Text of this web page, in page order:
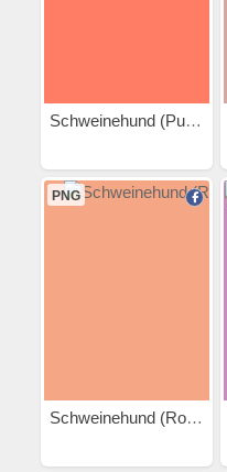
Schweinehund (Purzelbaum)
PNG
Schweinehund (Roller)